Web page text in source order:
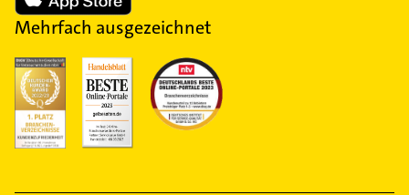
Mehrfach ausgezeichnet